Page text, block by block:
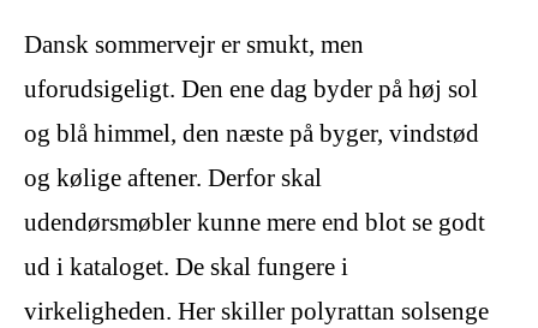
Dansk sommervejr er smukt, men
uforudsigeligt. Den ene dag byder på høj sol
og blå himmel, den næste på byger, vindstød
og kølige aftener. Derfor skal
udendørsmøbler kunne mere end blot se godt
ud i kataloget. De skal fungere i
virkeligheden. Her skiller polyrattan solsenge